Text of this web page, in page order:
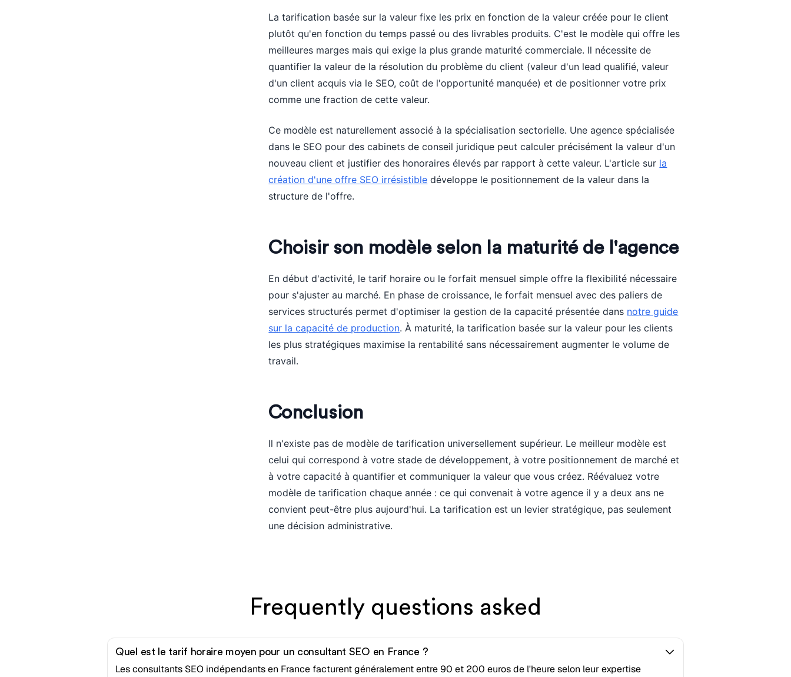
La tarification basée sur la valeur fixe les prix en fonction de la valeur créée pour le client
plutôt qu'en fonction du temps passé ou des livrables produits. C'est le modèle qui offre les
meilleures marges mais qui exige la plus grande maturité commerciale. Il nécessite de
quantifier la valeur de la résolution du problème du client (valeur d'un lead qualifié, valeur
d'un client acquis via le SEO, coût de l'opportunité manquée) et de positionner votre prix
comme une fraction de cette valeur.
Ce modèle est naturellement associé à la spécialisation sectorielle. Une agence spécialisée
dans le SEO pour des cabinets de conseil juridique peut calculer précisément la valeur d'un
nouveau client et justifier des honoraires élevés par rapport à cette valeur. L'article sur la
création d'une offre SEO irrésistible développe le positionnement de la valeur dans la
structure de l'offre.
Choisir son modèle selon la maturité de l'agence
En début d'activité, le tarif horaire ou le forfait mensuel simple offre la flexibilité nécessaire
pour s'ajuster au marché. En phase de croissance, le forfait mensuel avec des paliers de
services structurés permet d'optimiser la gestion de la capacité présentée dans notre guide
sur la capacité de production. À maturité, la tarification basée sur la valeur pour les clients
les plus stratégiques maximise la rentabilité sans nécessairement augmenter le volume de
travail.
Conclusion
Il n'existe pas de modèle de tarification universellement supérieur. Le meilleur modèle est
celui qui correspond à votre stade de développement, à votre positionnement de marché et
à votre capacité à quantifier et communiquer la valeur que vous créez. Réévaluez votre
modèle de tarification chaque année : ce qui convenait à votre agence il y a deux ans ne
convient peut-être plus aujourd'hui. La tarification est un levier stratégique, pas seulement
une décision administrative.
Frequently questions asked
Quel est le tarif horaire moyen pour un consultant SEO en France ?
Les consultants SEO indépendants en France facturent généralement entre 90 et 200 euros de l'heure selon leur expertise